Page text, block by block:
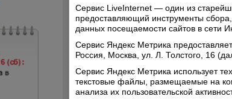
Сервис LiveInternet — один из
предоставляющий инструменты
данных посещаемости сайтов в сети
Сервис Яндекс Метрика
Россия, Москва, ул. Л. Толстого, 16
Сервис Яндекс Метрика использует
текстовые файлы, размещаемые на
анализа их пользовательской